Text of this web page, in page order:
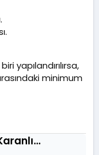
yapılandırılırsa,
minimum
XenForo [TB] Karanlık Aydınlık Butonu 2.3.1